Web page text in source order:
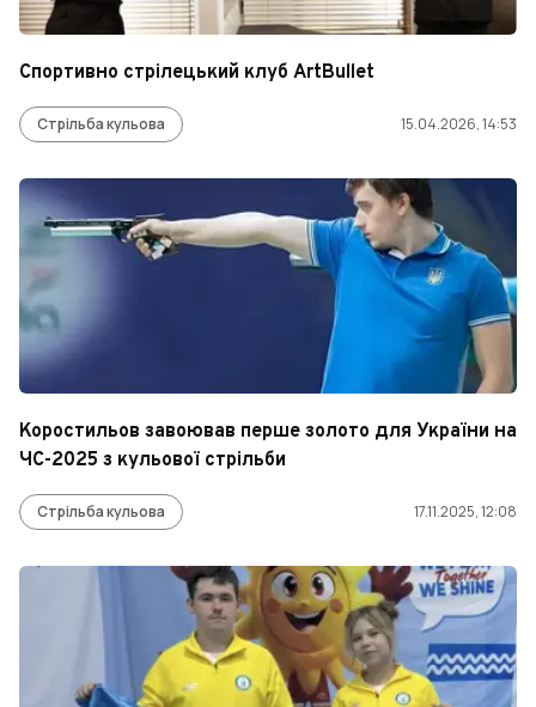
Спортивно стрілецький клуб ArtBullet
Стрільба кульова 15.04.2026, 14:53
Коростильов завоював перше золото для України на
ЧС-2025 з кульової стрільби
Стрільба кульова 17.11.2025, 12:08